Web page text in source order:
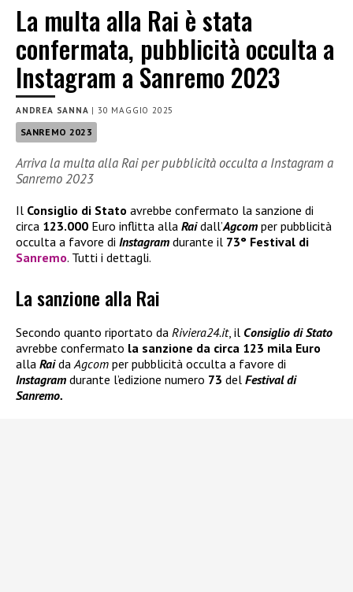
La multa alla Rai è stata
confermata, pubblicità occulta a
Instagram a Sanremo 2023
ANDREA SANNA |30 MAGGIO 2025
SANREMO 2023
Arriva la multa alla Rai per pubblicità occulta a Instagram a
Sanremo 2023
Il Consiglio di Stato avrebbe confermato la sanzione di
circa 123.000 Euro inflitta alla Raidall’Agcom per pubblicità
occulta a favore di Instagram durante il 73° Festival di
Sanremo. Tutti i dettagli.
La sanzione alla Rai
Secondo quanto riportato da Riviera24.it, il Consiglio di Stato
avrebbe confermato la sanzione da circa 123 mila Euro
alla Raida Agcom per pubblicità occulta a favore di
Instagram durante l’edizione numero 73 del Festival di
Sanremo.